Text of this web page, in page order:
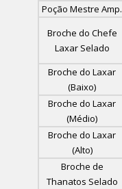
Poção Mestre Amp.
Broche do Chefe
Laxar Selado
Broche do Laxar
(Baixo)
Broche do Laxar
(Médio)
Broche do Laxar
(Alto)
Broche de
Thanatos Selado